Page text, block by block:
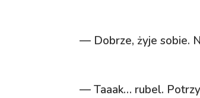
— Dobrze, żyje sobie.
— Taaak… rubel.